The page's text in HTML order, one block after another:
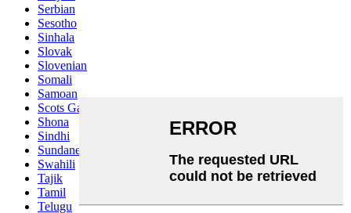
Serbian
Sesotho
Sinhala
Slovak
Slovenian
Somali
Samoan
Scots Gaelic
Shona
Sindhi
Sundanese
Swahili
Tajik
Tamil
Telugu